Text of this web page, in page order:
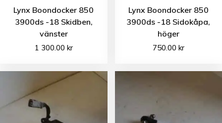
Lynx Boondocker 850
3900ds -18 Skidben,
vänster
1 300.00 kr
Lynx Boondocker 850
3900ds -18 Sidokåpa,
höger
750.00 kr